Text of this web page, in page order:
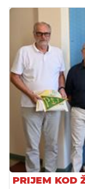
PRIJEM KOD